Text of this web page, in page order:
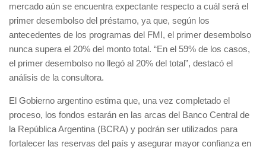
mercado aún se encuentra expectante respecto a cuál será el
primer desembolso del préstamo, ya que, según los
antecedentes de los programas del FMI, el primer desembolso
nunca supera el 20% del monto total. “En el 59% de los casos,
el primer desembolso no llegó al 20% del total”, destacó el
análisis de la consultora.
El Gobierno argentino estima que, una vez completado el
proceso, los fondos estarán en las arcas del Banco Central de
la República Argentina (BCRA) y podrán ser utilizados para
fortalecer las reservas del país y asegurar mayor confianza en